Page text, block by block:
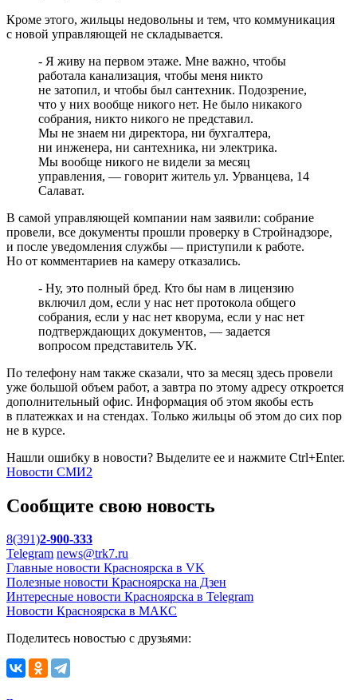
Кроме этого, жильцы недовольны и тем, что коммуникация
с новой управляющей не складывается.
- Я живу на первом этаже. Мне важно, чтобы
работала канализация, чтобы меня никто
не затопил, и чтобы был сантехник. Подозрение,
что у них вообще никого нет. Не было никакого
собрания, никто никого не представил.
Мы не знаем ни директора, ни бухгалтера,
ни инженера, ни сантехника, ни электрика.
Мы вообще никого не видели за месяц
управления, — говорит житель ул. Урванцева, 14
Салават.
В самой управляющей компании нам заявили: собрание
провели, все документы прошли проверку в Стройнадзоре,
и после уведомления службы — приступили к работе.
Но от комментариев на камеру отказались.
- Ну, это полный бред. Кто бы нам в лицензию
включил дом, если у нас нет протокола общего
собрания, если у нас нет кворума, если у нас нет
подтверждающих документов, — задается
вопросом представитель УК.
По телефону нам также сказали, что за месяц здесь провели
уже большой объем работ, а завтра по этому адресу откроется
дополнительный офис. Информация об этом якобы есть
в платежках и на стендах. Только жильцы об этом до сих пор
не в курсе.
Нашли ошибку в новости? Выделите ее и нажмите Ctrl+Enter.
Новости СМИ2
Сообщите свою новость
8(391)2-900-333
Telegram news@trk7.ru
Главные новости Красноярска в VK
Полезные новости Красноярска на Дзен
Интересные новости Красноярска в Telegram
Новости Красноярска в МАКС
Поделитесь новостью с друзьями: